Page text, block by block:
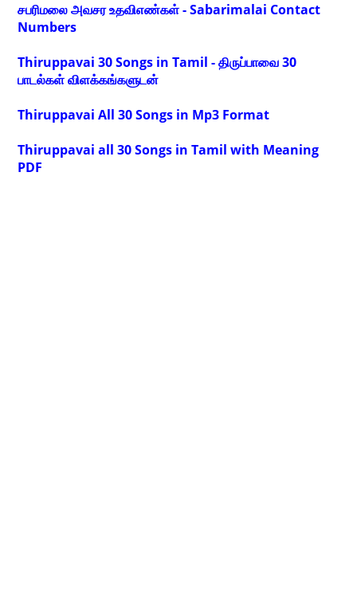
சபரிமலை அவசர உதவிஎண்கள் - Sabarimalai Contact
Numbers
Thiruppavai 30 Songs in Tamil - திருப்பாவை 30
பாடல்கள் விளக்கங்களுடன்
Thiruppavai All 30 Songs in Mp3 Format
Thiruppavai all 30 Songs in Tamil with Meaning
PDF